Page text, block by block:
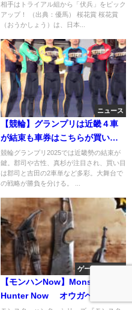
相手はトライアル組から「伏兵」をピック
アップ！ （出典：優馬） 桜花賞 桜花賞
（おうかしょう）は、日本...
ニュース
【競輪】グランプリは近畿４車
が結束も車券はこちらが買い
目！スギちゃん、スカロケ競輪
部
競輪グランプリ2025では近畿勢の結束が
鍵。郡司や古性、真杉が注目され、買い目
は郡司と吉田の2車単など多彩。大舞台で
の戦略が勝負を分ける。 ...
ゲーム・アニメ
【モンハンNow】Monster
Hunter Now オウガヘヴィ